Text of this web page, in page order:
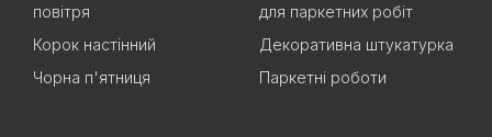
повітря
для паркетних робіт
Корок настінний
Декоративна штукатурка
Чорна п'ятниця
Паркетні роботи